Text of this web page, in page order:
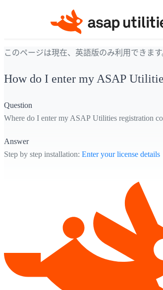
このページは現在、英語版のみ利用できます
How do I enter my ASAP
Question
Where do I enter my ASAP Utilities registration
Answer
Step by step installation: Enter your license details